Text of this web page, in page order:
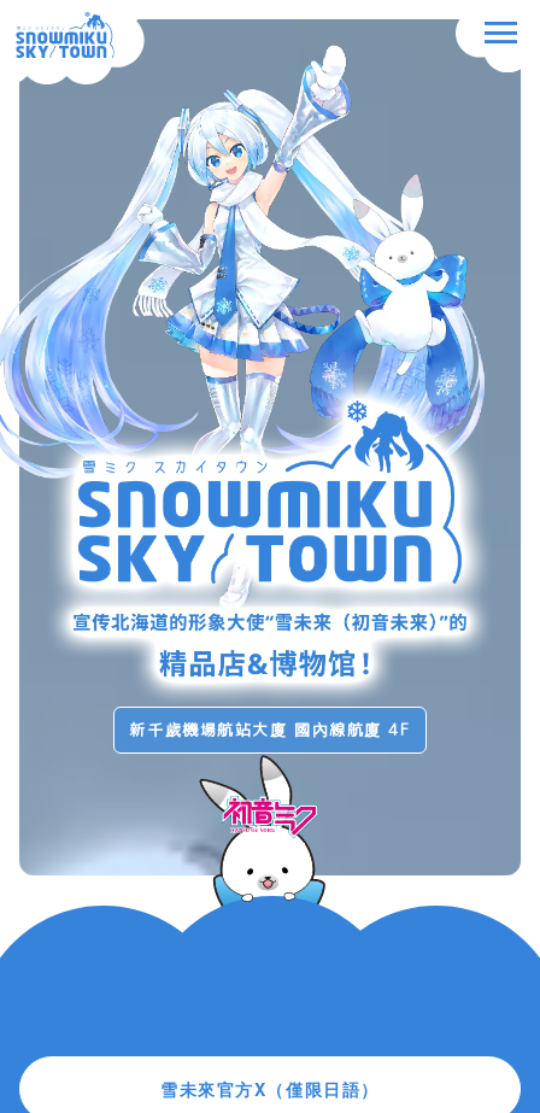
新千歲機場航站大廈 國內線航廈 4F
Art by KEI
雪未來官方X（僅限日語）